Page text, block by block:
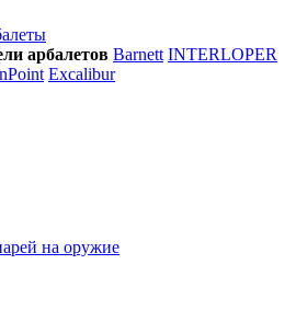
арбалетов Barnett INTERLOPER
Excalibur
на оружие